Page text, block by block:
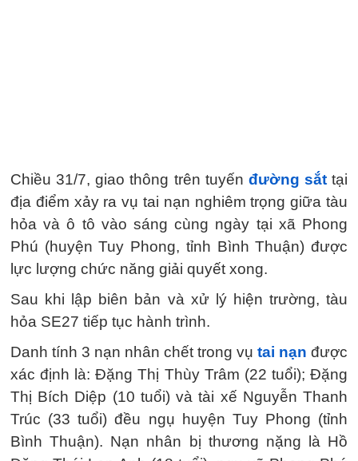
Chiều 31/7, giao thông trên tuyến đường sắttại
địa điểm xảy ra vụ tai nạn nghiêm trọng giữa tàu
hỏa và ô tô vào sáng cùng ngày tại xã Phong
Phú (huyện Tuy Phong, tỉnh Bình Thuận) được
lực lượng chức năng giải quyết xong.
Sau khi lập biên bản và xử lý hiện trường, tàu
hỏa SE27 tiếp tục hành trình.
Danh tính 3 nạn nhân chết trong vụ tai nạn được
xác định là: Đặng Thị Thùy Trâm (22 tuổi); Đặng
Thị Bích Diệp (10 tuổi) và tài xế Nguyễn Thanh
Trúc (33 tuổi) đều ngụ huyện Tuy Phong (tỉnh
Bình Thuận). Nạn nhân bị thương nặng là Hồ